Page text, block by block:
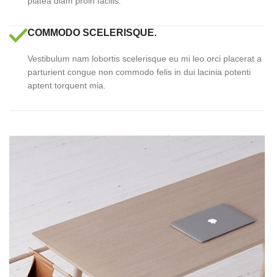
COMMODO SCELERISQUE.
Vestibulum nam lobortis scelerisque eu mi leo orci placerat a
parturient congue non commodo felis in dui lacinia potenti
aptent torquent mia.